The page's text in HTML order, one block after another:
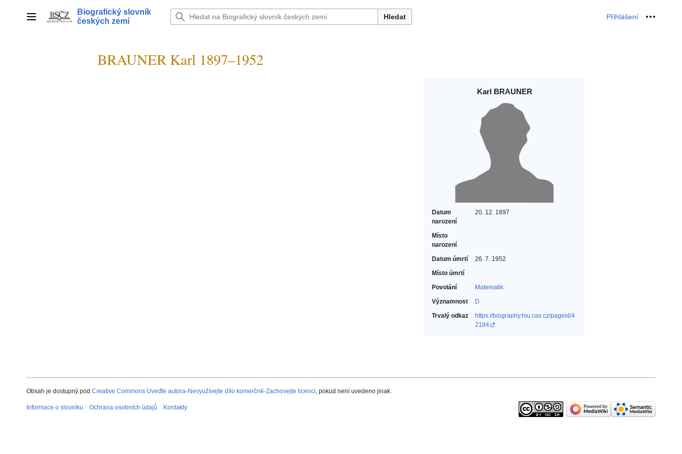
Hlavní menu
Biografický slovník
českých zemí
Hledat Přihlášení Osobní
BRAUNER Karl 1897–1952
Karl BRAUNER
Datum
narození
20. 12. 1897
Místo
narození
Datum úmrtí
26. 7. 1952
Místo úmrtí
Povolání
Matematik‎
Významnost
D
Trvalý odkaz
https://biography.hiu.cas.cz/pageid/4
2184
Obsah je dostupný pod Creative Commons Uveďte autora-Nevyužívejte dílo komerčně-Zachovejte licenci, pokud není uvedeno jinak.
Informace o slovníku Ochrana osobních údajů Kontakty